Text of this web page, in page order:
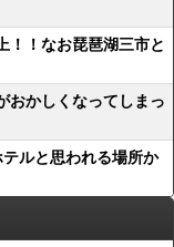
！！なお琵琶湖三市と
おかしくなってしまっ
ルと思われる場所か